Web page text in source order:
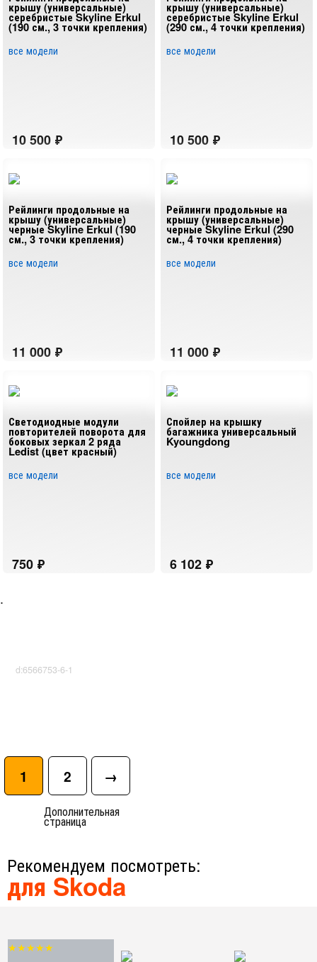
крышу (универсальные)
серебристые Skyline Erkul
(190 см., 3 точки крепления)
все модели
крышу (универсальные)
серебристые Skyline Erkul
(290 см., 4 точки крепления)
все модели
Рейлинги продольные на
крышу (универсальные)
черные Skyline Erkul (190
см., 3 точки крепления)
все модели
Рейлинги продольные на
крышу (универсальные)
черные Skyline Erkul (290
см., 4 точки крепления)
все модели
Светодиодные модули
повторителей поворота для
боковых зеркал 2 ряда
Ledist (цвет красный)
все модели
Спойлер на крышку
багажника универсальный
Kyoungdong
все модели
.
d:6566753-6-1
1 2 →
Дополнительная
страница
Рекомендуем посмотреть:
для Skoda
★★★★★